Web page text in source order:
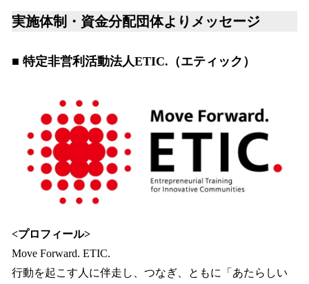
実施体制・資金分配団体よりメッセージ
■ 特定非営利活動法人ETIC.（エティック）
<プロフィール>
Move Forward. ETIC.
行動を起こす人に伴走し、つなぎ、ともに「あたらしい